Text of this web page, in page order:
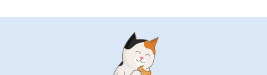
Tilaa uutiskirje
Kirjoita sähköpostiosoitteesi tähän